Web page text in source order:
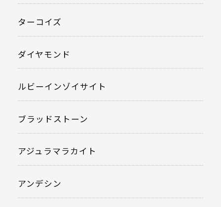
ターコイズ
ダイヤモンド
ルビーインゾイサイト
ブラッドストーン
アジュラマラカイト
アンデシン